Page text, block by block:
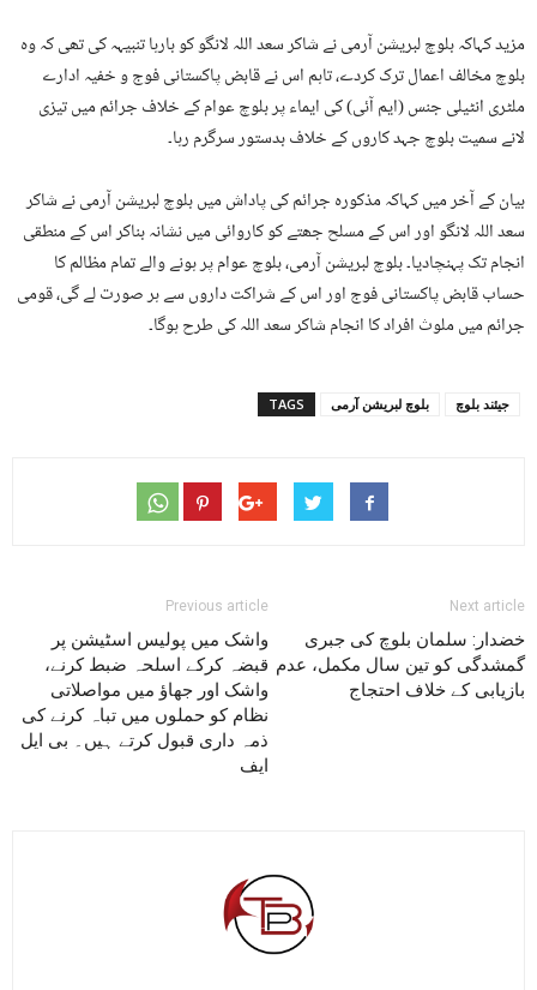
مزید کہاکہ بلوچ لبریشن آرمی نے شاکر سعد اللہ لانگو کو بارہا تنبیہہ کی تھی کہ وہ
بلوچ مخالف اعمال ترک کردے، تاہم اس نے قابض پاکستانی فوج و خفیہ ادارے
ملٹری انٹیلی جنس (ایم آئی) کی ایماء پر بلوچ عوام کے خلاف جرائم میں تیزی
لانے سمیت بلوچ جہد کاروں کے خلاف بدستور سرگرم رہا۔
بیان کے آخر میں کہاکہ مذکورہ جرائم کی پاداش میں بلوچ لبریشن آرمی نے شاکر
سعد اللہ لانگو اور اس کے مسلح جھتے کو کاروائی میں نشانہ بناکر اس کے منطقی
انجام تک پہنچادیا۔ بلوچ لبریشن آرمی، بلوچ عوام پر ہونے والے تمام مظالم کا
حساب قابض پاکستانی فوج اور اس کے شراکت داروں سے ہر صورت لے گی، قومی
جرائم میں ملوث افراد کا انجام شاکر سعد اللہ کی طرح ہوگا۔
TAGS بلوچ لبریشن آرمی جیئند بلوچ
Previous article
واشک میں پولیس اسٹیشن پر
قبضہ کرکے اسلحہ ضبط کرنے،
واشک اور جھاؤ میں مواصلاتی
نظام کو حملوں میں تباہ کرنے کی
ذمہ داری قبول کرتے ہیں۔ بی ایل
ایف
Next article
خضدار: سلمان بلوچ کی جبری
گمشدگی کو تین سال مکمل، عدم
بازیابی کے خلاف احتجاج